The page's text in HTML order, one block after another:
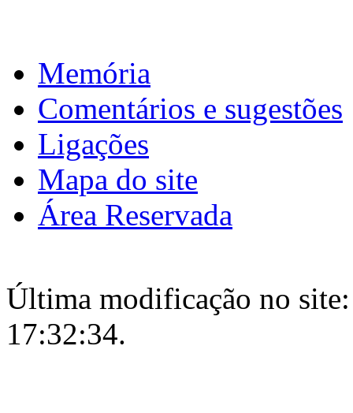
Memória
Comentários e sugestões
Ligações
Mapa do site
Área Reservada
Última modificação no
17:32:34.